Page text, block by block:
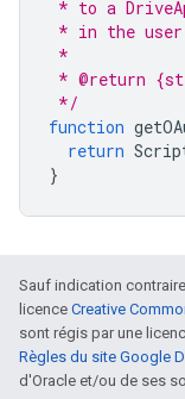
* to a
* in the
*
* @return
*/
function
return
}
Sauf indication
licence Creative
sont régis par une
Règles du site Google
d'Oracle et/ou de ses